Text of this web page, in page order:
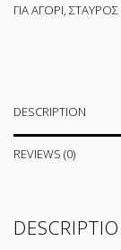
ΓΙΑ ΑΓΟΡΙ, ΣΤΑΥΡΟΣ
DESCRIPTION
REVIEWS (0)